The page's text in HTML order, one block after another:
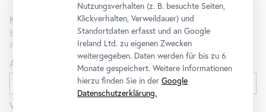
Newsletter
Erfahren Sie als Erste*r über neue Ausstellungen, Workshops,
Führungen und Aktionen des Belvedere.
Anrede
Vorname
Nutzungsverhalten (z. B. besuchte Seiten,
Klickverhalten, Verweildauer) und
Standortdaten erfasst und an Google
Ireland Ltd. zu eigenen Zwecken
weitergegeben. Daten werden für bis zu 6
Monate gespeichert. Weitere Informationen
hierzu finden Sie in derGoogle
Datenschutzerklärung.